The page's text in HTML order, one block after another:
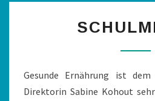
Gesunde Ernährung ist
Direktorin Sabine Kohout